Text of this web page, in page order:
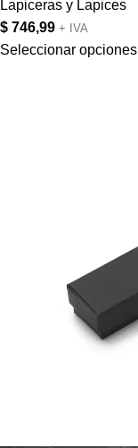
Lapiceras y Lapices
$ 746,99 + IVA
Seleccionar opciones